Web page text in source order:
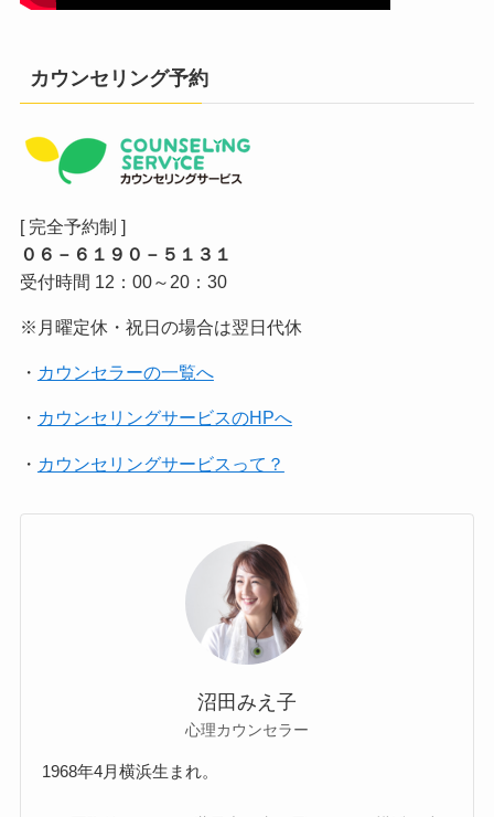
カウンセリング予約
[ 完全予約制 ]
０６－６１９０－５１３１
受付時間 12：00～20：30
※月曜定休・祝日の場合は翌日代休
・ カウンセラーの一覧へ
・ カウンセリングサービスのHPへ
・ カウンセリングサービスって？
沼田みえ子
心理カウンセラー
1968年4月横浜生まれ。